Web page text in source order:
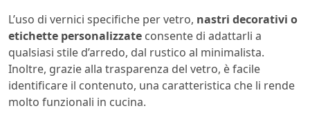
L’uso di vernici specifiche per vetro, nastri decorativi o
etichette personalizzate consente di adattarli a
qualsiasi stile d’arredo, dal rustico al minimalista.
Inoltre, grazie alla trasparenza del vetro, è facile
identificare il contenuto, una caratteristica che li rende
molto funzionali in cucina.